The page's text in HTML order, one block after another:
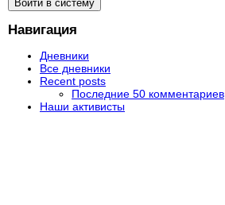
Навигация
Дневники
Все дневники
Recent posts
Последние 50 комментариев
Наши активисты